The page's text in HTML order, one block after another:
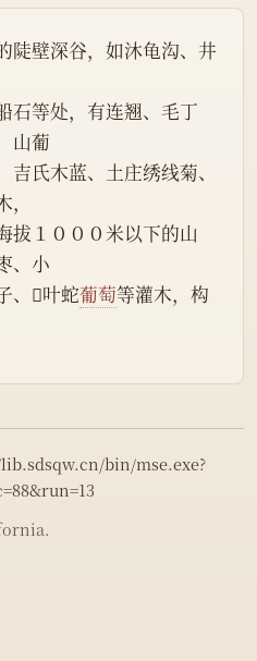
陡壁深谷，如沐龟沟、井
石等处，有连翘、毛丁
山葡
氏木蓝、土庄绣线菊、
拔１０００米以下的山
、小
、叶蛇葡萄等灌木，构
bin/mse.exe?